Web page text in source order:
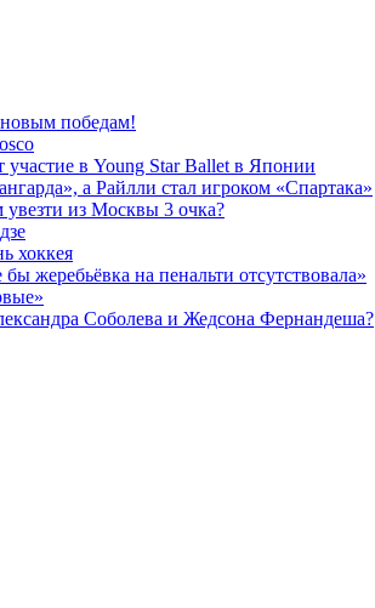
победам!
в Young Star Ballet в Японии
а Райлли стал игроком «Спартака»
из Москвы 3 очка?
хоккея
жеребьёвка на пенальти отсутствовала»
Соболева и Жедсона Фернандеша?